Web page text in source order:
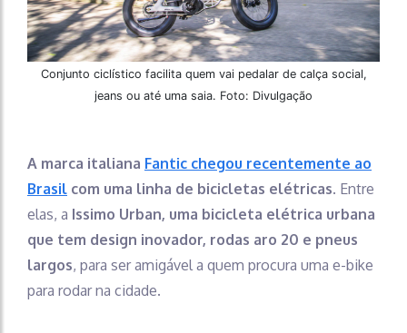
Conjunto ciclístico facilita quem vai pedalar de calça social,
jeans ou até uma saia. Foto: Divulgação
A marca italiana Fantic chegou recentemente ao
Brasil com uma linha de bicicletas elétricas. Entre
elas, a Issimo Urban, uma bicicleta elétrica urbana
que tem design inovador, rodas aro 20 e pneus
largos, para ser amigável a quem procura uma e-bike
para rodar na cidade.